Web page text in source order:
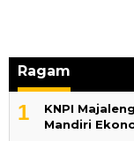
Ragam
1
KNPI
Mandiri